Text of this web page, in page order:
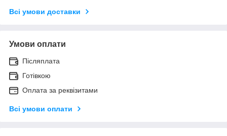
Всі умови доставки
Умови оплати
Післяплата
Готівкою
Оплата за реквізитами
Всі умови оплати